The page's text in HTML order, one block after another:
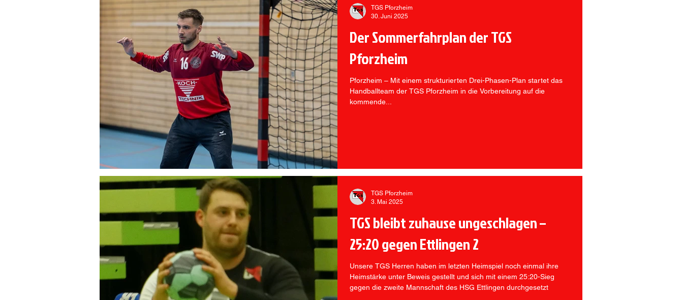
Der Sommerfahrplan der TGS
Pforzheim
Pforzheim – Mit einem strukturierten Drei-Phasen-Plan startet das
Handballteam der TGS Pforzheim in die Vorbereitung auf die
kommende...
TGS Pforzheim
30. Juni 2025
TGS bleibt zuhause ungeschlagen –
25:20 gegen Ettlingen 2
Unsere TGS Herren haben im letzten Heimspiel noch einmal ihre
Heimstärke unter Beweis gestellt und sich mit einem 25:20-Sieg
gegen die zweite Mannschaft des HSG Ettlingen durchgesetzt
TGS Pforzheim
3. Mai 2025